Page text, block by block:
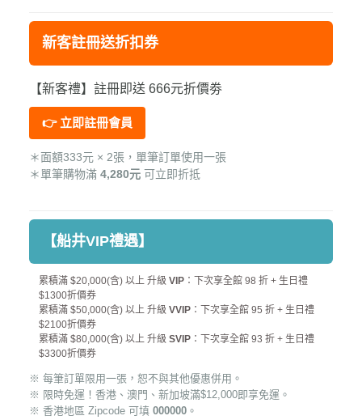
新客註冊送折扣券
👉 立即註冊會員
＊面額333元 × 2張，單筆訂單使用一張
＊單筆購物滿4,280元可立即折抵
【船井VIP禮遇】
累積滿 $20,000(含) 以上 升級VIP：下次享全館 98 折 + 生日禮
$1300折價券
累積滿 $50,000(含) 以上 升級
$2100折價券
累積滿 $80,000(含) 以上 升級
$3300折價券
※ 每筆訂單限用一張，恕不與其他優惠併用。
※ 限時免運！香港、澳門、新加坡滿$12,000即享免運。
※ 香港地區 Zipcode 可填000000。